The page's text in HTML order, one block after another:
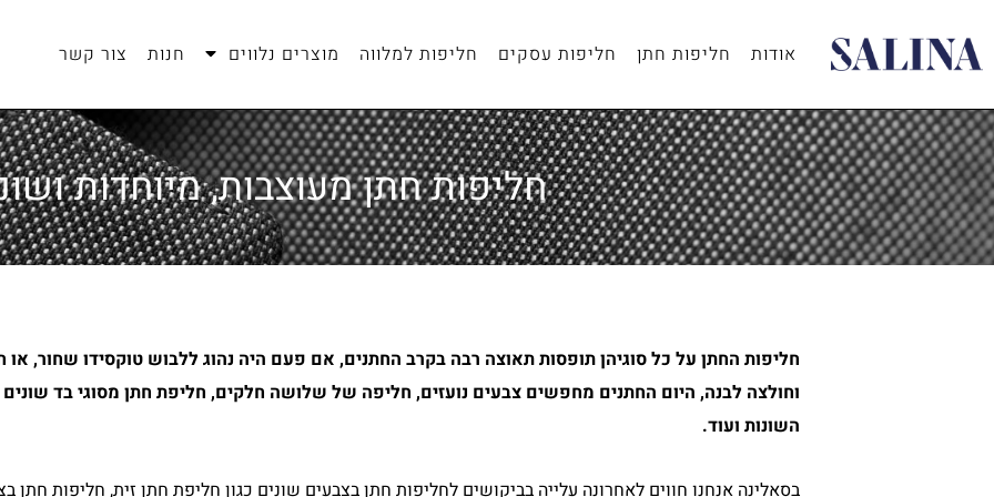
לתוכן
אודות חליפות חתן חליפות עסקים חליפות למלווה מוצרים נלווים חנות צור קשר
חליפות חתן מעוצבות, מיוחדות
חליפות החתן על כל סוגיהן תופסות תאוצה רבה בקרב החתנים, אם פעם היה נהוג ללבוש טוקסידו שחור,
וחולצה לבנה, היום החתנים מחפשים צבעים נועזים, חליפה של שלושה חלקים, חליפת חתן מסוגי בד
השונות ועוד.
בסאלינה אנחנו חווים לאחרונה עלייה בביקושים לחליפות חתן בצבעים שונים כגון חליפת חתן זית, חליפות חתן